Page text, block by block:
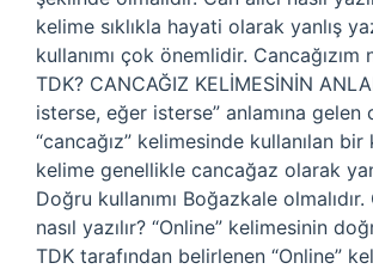
kelime sıklıkla hayati olarak yanlış
kullanımı çok önemlidir. Cancağızım
TDK? CANCAĞIZ KELİMESİNİN
isterse, eğer isterse” anlamına gelen
“cancağız” kelimesinde kullanılan bir
kelime genellikle cancağaz olarak
Doğru kullanımı Boğazkale
nasıl yazılır? “Online” kelimesinin
TDK tarafından belirlenen “Online”